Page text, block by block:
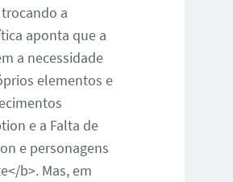
a
aponta que a
a necessidade
elementos e
e a Falta de
e personagens
b>. Mas, em